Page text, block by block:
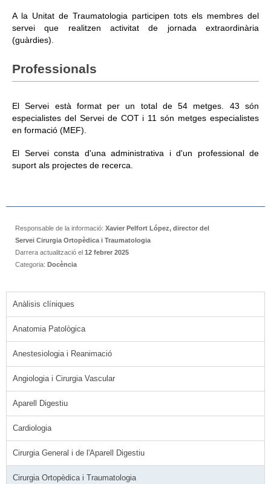
A la Unitat de Traumatologia participen tots els membres del
servei que realitzen activitat de jornada extraordinària
(guàrdies).
Professionals
El Servei està format per un total de 54 metges. 43 són
especialistes del Servei de COT i 11 són metges especialistes
en formació (MEF).
El Servei consta d'una administrativa i d'un professional de
suport als projectes de recerca.
Responsable de la informació: Xavier Pelfort López, director del
Servei Cirurgia Ortopèdica i Traumatologia
Darrera actualització el 12 febrer 2025
Categoria: Docència
Anàlisis clíniques
Anatomia Patològica
Anestesiologia i Reanimació
Angiologia i Cirurgia Vascular
Aparell Digestiu
Cardiologia
Cirurgia General i de l'Aparell Digestiu
Cirurgia Ortopèdica i Traumatologia